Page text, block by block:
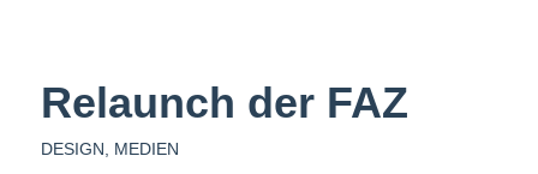
Relaunch der FAZ
DESIGN MEDIEN